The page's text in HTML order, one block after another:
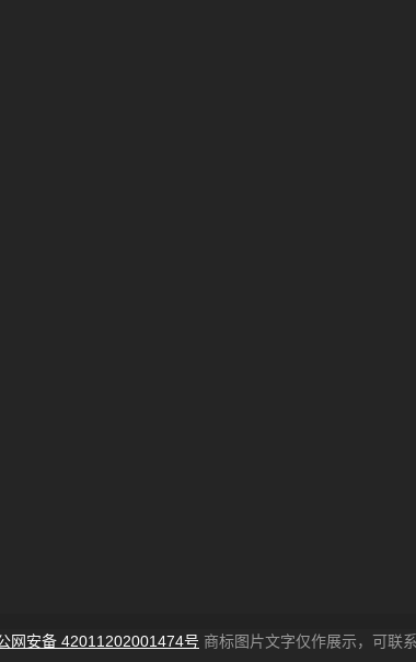
网安备 42011202001474号 商标图片文字仅作展示，可联